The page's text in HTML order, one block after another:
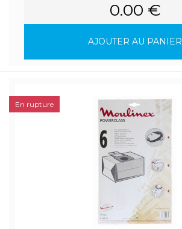
0.00 €
AJOUTER AU PANIER
En rupture